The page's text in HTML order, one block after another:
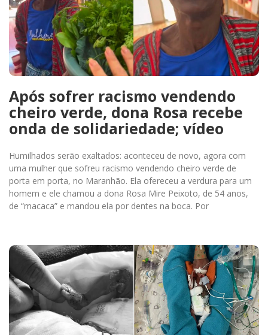
Após sofrer racismo vendendo
cheiro verde, dona Rosa recebe
onda de solidariedade; vídeo
Humilhados serão exaltados: aconteceu de novo, agora com
uma mulher que sofreu racismo vendendo cheiro verde de
porta em porta, no Maranhão. Ela ofereceu a verdura para um
homem e ele chamou a dona Rosa Mire Peixoto, de 54 anos,
de “macaca” e mandou ela por dentes na boca. Por